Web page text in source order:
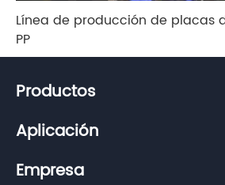
Línea de producción de placas
PP
Productos
Aplicación
Empresa